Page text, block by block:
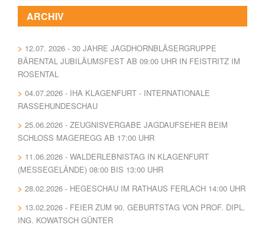
ARCHIV
12.07. 2026 - 30 JAHRE JAGDHORNBLÄSERGRUPPE
BÄRENTAL JUBILÄUMSFEST AB 09:00 UHR IN FEISTRITZ IM
ROSENTAL
04.07.2026 - IHA KLAGENFURT - INTERNATIONALE
RASSEHUNDESCHAU
25.06.2026 - ZEUGNISVERGABE JAGDAUFSEHER BEIM
SCHLOSS MAGEREGG AB 17:00 UHR
11.06.2026 - WALDERLEBNISTAG IN KLAGENFURT
(MESSEGELÄNDE) 08:00 BIS 13:00 UHR
28.02.2026 - HEGESCHAU IM RATHAUS FERLACH 14:00 UHR
13.02.2026 - FEIER ZUM 90. GEBURTSTAG VON PROF. DIPL.
ING. KOWATSCH GÜNTER